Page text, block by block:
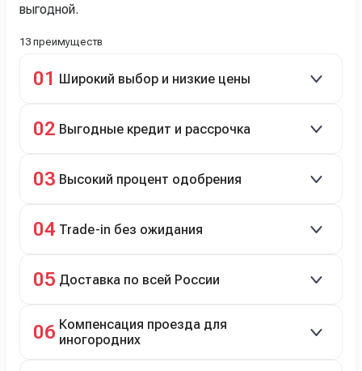
выгодной.
13 преимуществ
01 Широкий выбор и низкие цены
подержанные авто.
02 Выгодные кредит и рассрочка
рассрочка 0% на 2 года при первом взносе 35–50%.
03 Высокий процент одобрения
04 Trade-in без ожидания
05 Доставка по всей России
06 Компенсация проезда для
иногородних